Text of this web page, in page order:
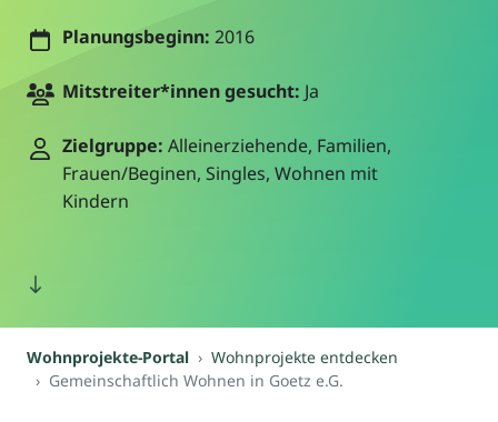
Planungsbeginn: 2016
Mitstreiter*innen gesucht: Ja
Zielgruppe: Alleinerziehende, Familien,
Frauen/Beginen, Singles, Wohnen mit
Kindern
Wohnprojekte-Portal
Wohnprojekte entdecken
Gemeinschaftlich Wohnen in Goetz e.G.